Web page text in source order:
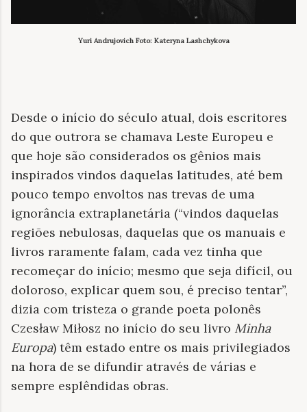
Yuri Andrujovich Foto: Kateryna Lashchykova
Desde o início do século atual, dois escritores
do que outrora se chamava Leste Europeu e
que hoje são considerados os gênios mais
inspirados vindos daquelas latitudes, até bem
pouco tempo envoltos nas trevas de uma
ignorância extraplanetária (“vindos daquelas
regiões nebulosas, daquelas que os manuais e
livros raramente falam, cada vez tinha que
recomeçar do início; mesmo que seja difícil, ou
doloroso, explicar quem sou, é preciso tentar”,
dizia com tristeza o grande poeta polonês
Czesław Miłosz no início do seu livro Minha
Europa) têm estado entre os mais privilegiados
na hora de se difundir através de várias e
sempre esplêndidas obras.